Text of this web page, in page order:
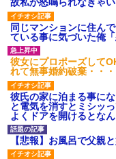
しませないでくれ
故私が怒鳴られなきゃ
同じマンションに住ん
ている事に気づいた俺
彼女にプロポーズして
れて無事婚約破棄・・・
彼氏の家に泊まる事に
と電気を消すとミシッ
よくドアを開けるとな
【悲報】お風呂で父親